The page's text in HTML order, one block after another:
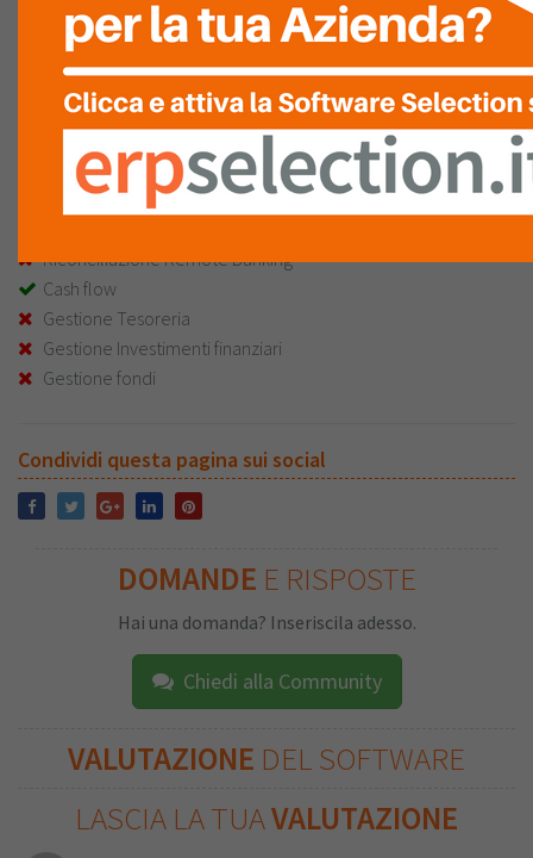
Gestione Banche
Gestione cespiti
Contabilità Fornitori
Gestione Tesoreria
Riconciliazione Remote Banking
Cash flow
Gestione Tesoreria
Gestione Investimenti finanziari
Gestione fondi
Condividi questa pagina sui social
DOMANDE E RISPOSTE
Hai una domanda? Inseriscila adesso.
Chiedi alla Community
VALUTAZIONE DEL SOFTWARE
LASCIA LA TUAVALUTAZIONE